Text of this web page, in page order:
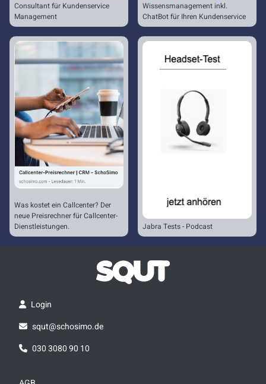
Consultant für Kundenservice
Management
Wissensmanagement inkl.
ChatBot für Ihren Kundenservice
Was kostet ein Callcenter? Der
neue Preisrechner für Callcenter-
Dienstleistungen.
Jabra Tests - Podcast
Login
squt@schosimo.de
030 3080 90 10